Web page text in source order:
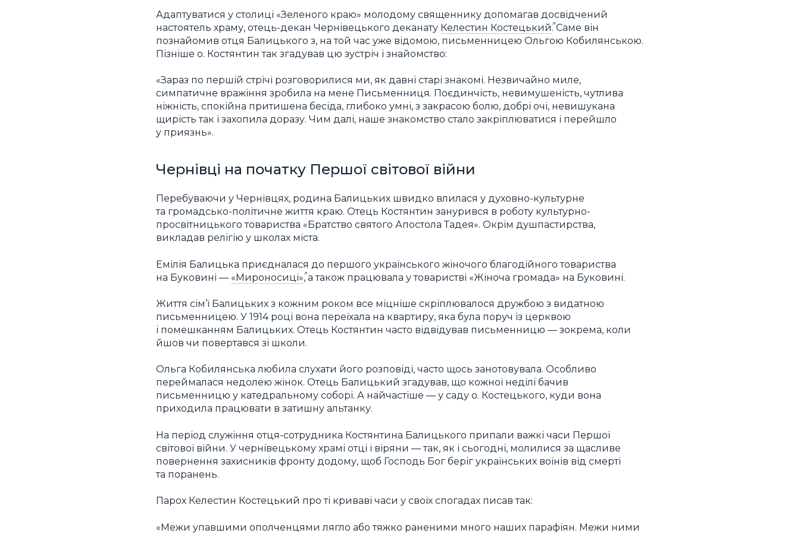
Адаптуватися у столиці «Зеленого краю» молодому священнику допомагав досвідчений
настоятель храму, отець-декан Чернівецького деканату Келестин Костецький. Саме він
познайомив отця Балицького з, на той час уже відомою, письменницею Ольгою Кобилянською.
Пізніше о. Костянтин так згадував цю зустріч і знайомство:
«Зараз по першій стрічі розговорилися ми, як давні старі знакомі. Незвичайно миле,
симпатичне вражіння зробила на мене Письменниця. Поєдинчість, невимушеність, чутлива
ніжність, спокійна притишена бесіда, глибоко умні, з закрасою болю, добрі очі, невишукана
щирість так і захопила доразу. Чим далі, наше знакомство стало закріплюватися і перейшло
у приязнь».
Чернівці на початку Першої світової війни
Перебуваючи у Чернівцях, родина Балицьких швидко влилася у духовно-культурне
та громадсько-політичне життя краю. Отець Костянтин занурився в роботу культурно-
просвітницького товариства «Братство святого Апостола Тадея». Окрім душпастирства,
викладав релігію у школах міста.
Емілія Балицька приєдналася до першого українського жіночого благодійного товариства
на Буковині — «Мироносиці», а також працювала у товаристві «Жіноча громада» на Буковині.
Життя сім’ї Балицьких з кожним роком все міцніше скріплювалося дружбою з видатною
письменницею. У 1914 році вона переїхала на квартиру, яка була поруч із церквою
і помешканням Балицьких. Отець Костянтин часто відвідував письменницю — зокрема, коли
йшов чи повертався зі школи.
Ольга Кобилянська любила слухати його розповіді, часто щось занотовувала. Особливо
переймалася недолею жінок. Отець Балицький згадував, що кожної неділі бачив
письменницю у катедральному соборі. А найчастіше — у саду о. Костецького, куди вона
приходила працювати в затишну альтанку.
На період служіння отця-сотрудника Костянтина Балицького припали важкі часи Першої
світової війни. У чернівецькому храмі отці і віряни — так, як і сьогодні, молилися за щасливе
повернення захисників фронту додому, щоб Господь Бог беріг українських воїнів від смерті
та поранень.
Парох Келестин Костецький про ті криваві часи у своїх спогадах писав так:
«Межи упавшими ополченцями лягло або тяжко раненими много наших парафіян. Межи ними